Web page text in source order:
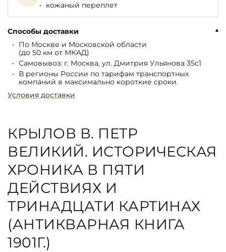
кожаный переплет
Способы доставки
По Москве и Московской области
(до 50 км от МКАД)
Самовывоз: г. Москва, ул. Дмитрия Ульянова 35с1
В регионы России по тарифам транспортных
компаний в максимально короткие сроки.
Условия доставки
КРЫЛОВ В. ПЕТР
ВЕЛИКИЙ. ИСТОРИЧЕСКАЯ
ХРОНИКА В ПЯТИ
ДЕЙСТВИЯХ И
ТРИНАДЦАТИ КАРТИНАХ
(АНТИКВАРНАЯ КНИГА
1901Г.)